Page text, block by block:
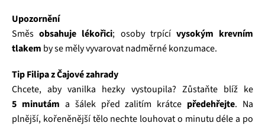
Upozornění
Směsobsahuje lékořici; osoby trpící vysokým krevním
tlakem by se měly vyvarovat nadměrné konzumace.
Tip Filipa z Čajové zahrady
Chcete, aby vanilka hezky vystoupila? Zůstaňte blíž ke
5 minutám a šálek před zalitím krátce předehřejte. Na
plnější, kořeněnější tělo nechte louhovat o minutu déle a po